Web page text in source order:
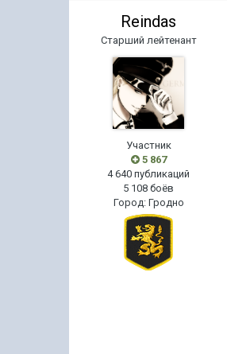
Reindas
Старший лейтенант
Участник
5 867
4 640 публикаций
5 108 боёв
Город: Гродно